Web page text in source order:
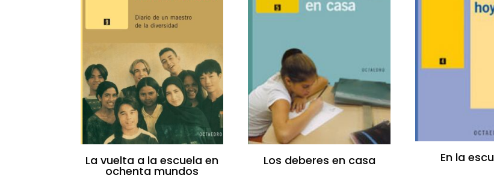
La vuelta a la escuela en
ochenta mundos
Los deberes en casa En la